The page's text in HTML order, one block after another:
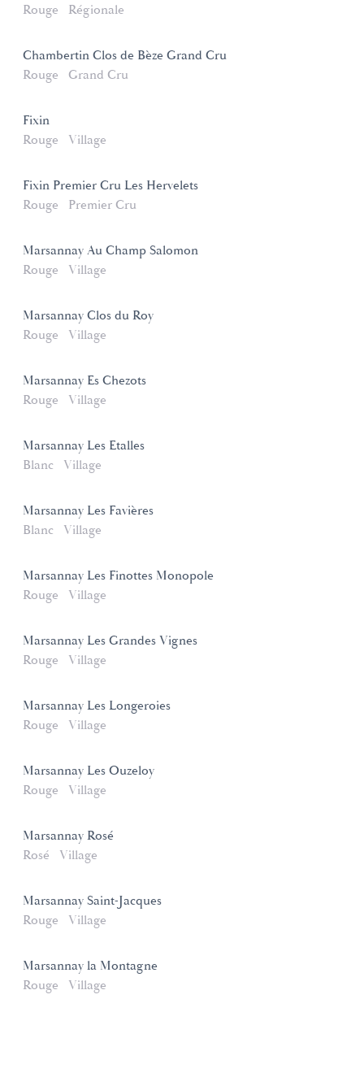
Rouge
Régionale
Chambertin Clos de Bèze Grand Cru
Rouge
Grand Cru
Fixin
Rouge
Village
Fixin Premier Cru Les Hervelets
Rouge
Premier Cru
Marsannay Au Champ Salomon
Rouge
Village
Marsannay Clos du Roy
Rouge
Village
Marsannay Es Chezots
Rouge
Village
Marsannay Les Etalles
Blanc
Village
Marsannay Les Favières
Blanc
Village
Marsannay Les Finottes Monopole
Rouge
Village
Marsannay Les Grandes Vignes
Rouge
Village
Marsannay Les Longeroies
Rouge
Village
Marsannay Les Ouzeloy
Rouge
Village
Marsannay Rosé
Rosé
Village
Marsannay Saint-Jacques
Rouge
Village
Marsannay la Montagne
Rouge
Village